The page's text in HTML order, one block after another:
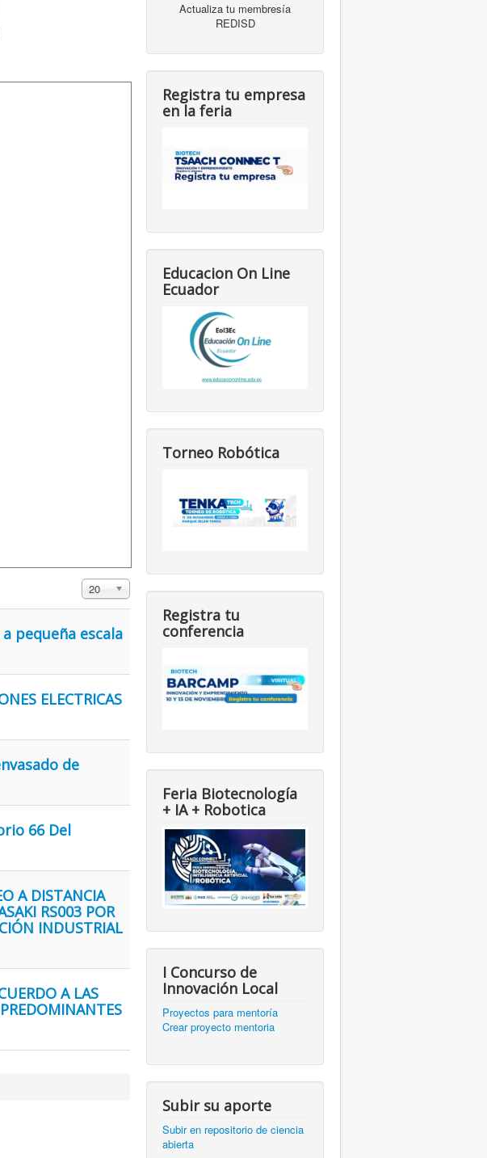
Mostrar #
20
pequeña escala
ELECTRICAS
de
66 Del
A DISTANCIA
RS003 POR
INDUSTRIAL
A LAS
Actualiza tu membresía
REDISD
Registra tu empresa
en la feria
Educacion On Line
Ecuador
Torneo Robótica
Registra tu
conferencia
Feria Biotecnología
+ IA + Robotica
I Concurso de
Innovación Local
Proyectos para mentoría
Crear proyecto mentoria
Subir su aporte
Subir en repositorio de ciencia
abierta